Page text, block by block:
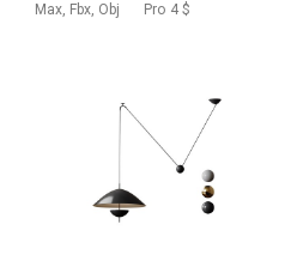
Max, Fbx, Obj Pro 4 $